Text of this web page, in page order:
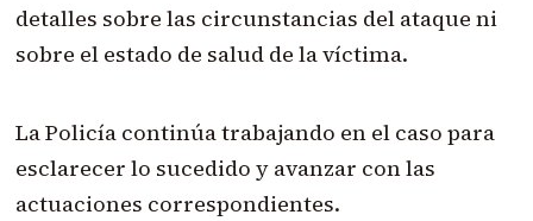
detalles sobre las circunstancias del ataque ni
sobre el estado de salud de la víctima.
La Policía continúa trabajando en el caso para
esclarecer lo sucedido y avanzar con las
actuaciones correspondientes.